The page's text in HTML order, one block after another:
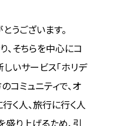
うございます。
そちらを中心にコ
いサービス「ホリデ
コミュニティで、オ
く人、旅行に行く人